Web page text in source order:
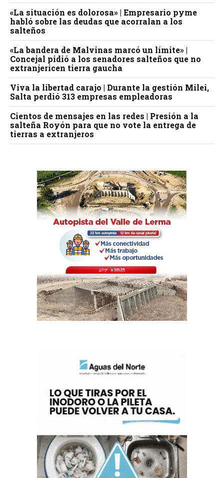
«La situación es dolorosa» | Empresario pyme
habló sobre las deudas que acorralan a los
salteños
«La bandera de Malvinas marcó un límite» |
Concejal pidió a los senadores salteños que no
extranjericen tierra gaucha
Viva la libertad carajo | Durante la gestión Milei,
Salta perdió 313 empresas empleadoras
Cientos de mensajes en las redes | Presión a la
salteña Royón para que no vote la entrega de
tierras a extranjeros